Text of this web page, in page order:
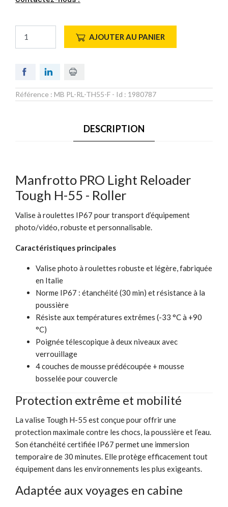
AJOUTER AU PANIER
Référence : MB PL-RL-TH55-F - Id : 1980787
DESCRIPTION
Manfrotto PRO Light Reloader
Tough H-55 - Roller
Valise à roulettes IP67 pour transport d’équipement
photo/vidéo, robuste et personnalisable.
Caractéristiques principales
Valise photo à roulettes robuste et légère, fabriquée
en Italie
Norme IP67 : étanchéité (30 min) et résistance à la
poussière
Résiste aux températures extrêmes (-33 °C à +90
°C)
Poignée télescopique à deux niveaux avec
verrouillage
4 couches de mousse prédécoupée + mousse
bosselée pour couvercle
Protection extrême et mobilité
La valise Tough H-55 est conçue pour offrir une
protection maximale contre les chocs, la poussière et l’eau.
Son étanchéité certifiée IP67 permet une immersion
temporaire de 30 minutes. Elle protège efficacement tout
équipement dans les environnements les plus exigeants.
Adaptée aux voyages en cabine